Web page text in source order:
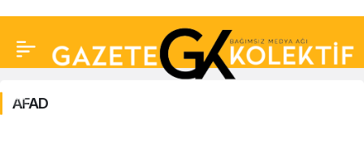
AFAD
AFAD